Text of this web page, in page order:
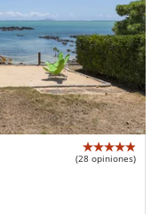
(28 opiniones)